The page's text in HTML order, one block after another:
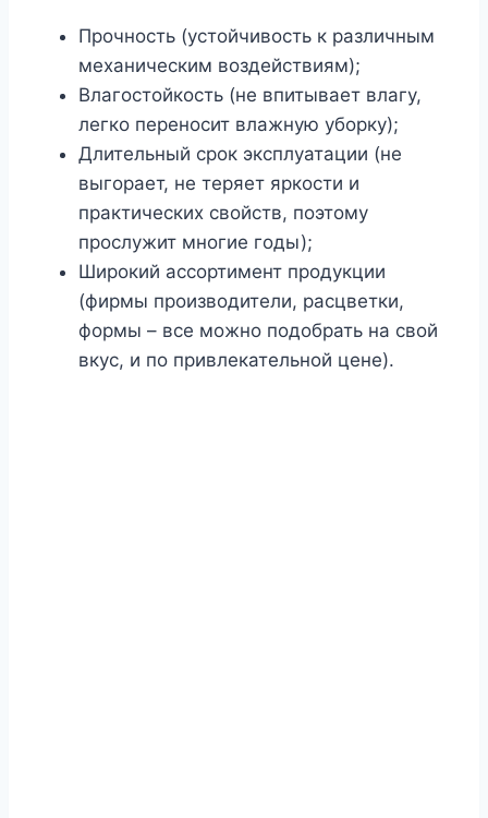
Прочность (устойчивость к различным
механическим воздействиям);
Влагостойкость (не впитывает влагу,
легко переносит влажную уборку);
Длительный срок эксплуатации (не
выгорает, не теряет яркости и
практических свойств, поэтому
прослужит многие годы);
Широкий ассортимент продукции
(фирмы производители, расцветки,
формы – все можно подобрать на свой
вкус, и по привлекательной цене).